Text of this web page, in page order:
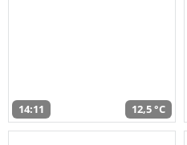
14:11 12,5 °C